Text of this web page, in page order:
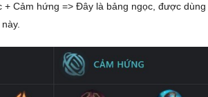
+ Cảm hứng => Đây là bảng ngọc, được